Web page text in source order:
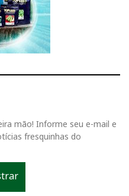
mão! Informe seu e-mail e
fresquinhas do